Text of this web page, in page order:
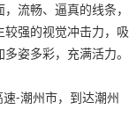
流畅、逼真的线条，
强的视觉冲击力，吸
姿多彩，充满活力。
-潮州市，到达潮州